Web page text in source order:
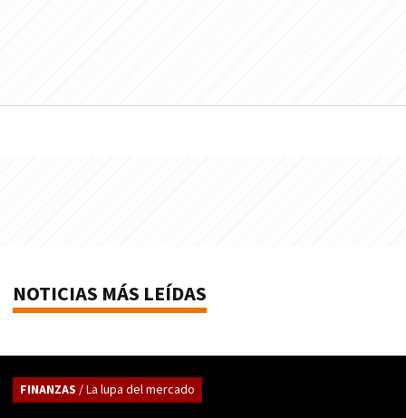
NOTICIAS MÁS LEÍDAS
FINANZAS / La lupa del mercado